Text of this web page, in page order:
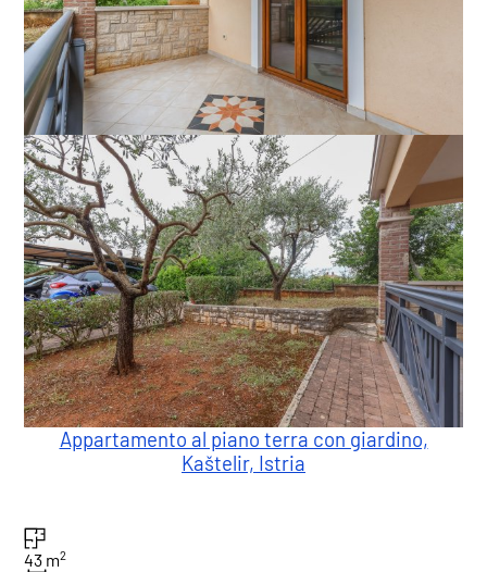
Appartamento al piano terra con giardino,
Kaštelir, Istria
43 m2